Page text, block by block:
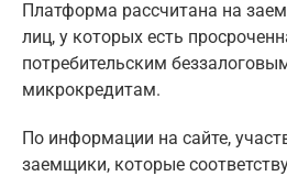
Платформа рассчитана на
лиц, у которых есть
потребительским
микрокредитам.
По информации на сайте,
заемщики, которые